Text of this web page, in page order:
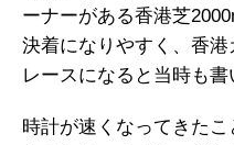
ーナーがある香港芝
決着になりやすく、香
レースになると当時も書
時計が速くなってきた